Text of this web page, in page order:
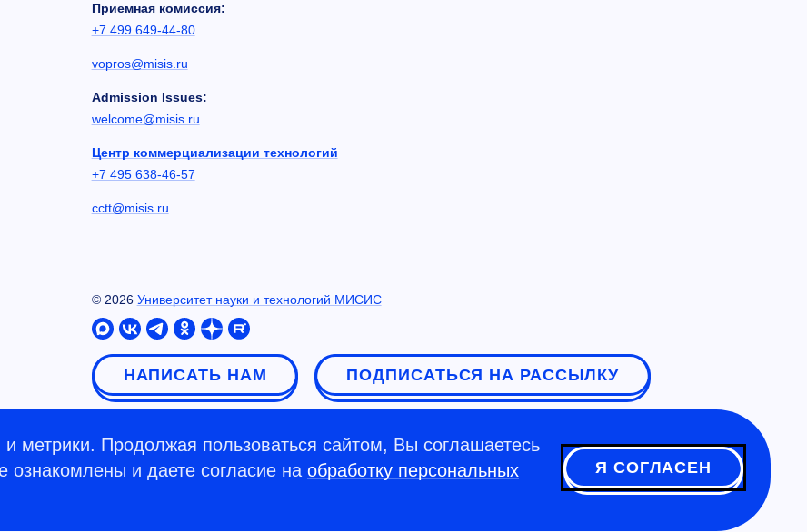
Приемная комиссия:
+7 499 649-44-80
vopros@misis.ru
Admission Issues:
welcome@misis.ru
Центр коммерциализации технологий
+7 495 638-46-57
cctt@misis.ru
© 2026 Университет науки и технологий МИСИС
НАПИСАТЬ НАМ ПОДПИСАТЬСЯ НА РАССЫЛКУ
метрики. Продолжая пользоваться сайтом, Вы соглашаетесь
ознакомлены и даете согласие на обработку персональных
Я СОГЛАСЕН